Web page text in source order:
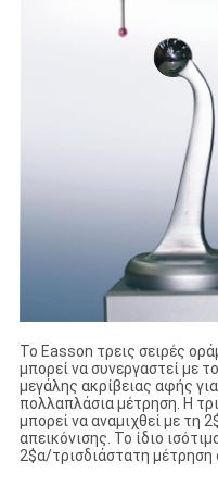
Το Easson τρεις σειρές
μπορεί να συνεργαστεί με
μεγάλης ακρίβειας αφής
πολλαπλάσια μέτρηση. Η
μπορεί να αναμιχθεί με τη
απεικόνισης. Το ίδιο
2$α/τρισδιάστατη μέτρηση